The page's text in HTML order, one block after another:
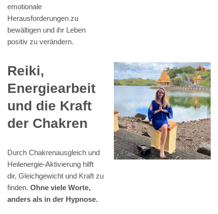
emotionale
Herausforderungen zu
bewältigen und ihr Leben
positiv zu verändern.
Reiki,
Energiearbeit
und die Kraft
der Chakren
Durch Chakrenausgleich und
Heilenergie-Aktivierung hilft
dir, Gleichgewicht und Kraft zu
finden. Ohne viele Worte,
anders als in der Hypnose.